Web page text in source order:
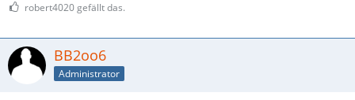
robert4020 gefällt das.
BB2oo6
Administrator